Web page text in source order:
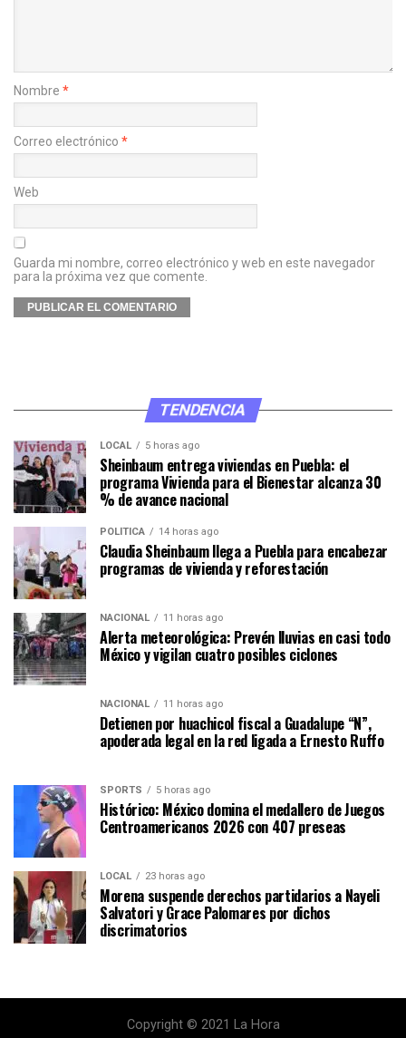
Nombre *
Correo electrónico *
Web
Guarda mi nombre, correo electrónico y web en este navegador
para la próxima vez que comente.
TENDENCIA
LOCAL 5 horas ago
Sheinbaum entrega viviendas en Puebla: el
programa Vivienda para el Bienestar alcanza 30
% de avance nacional
POLÍTICA 14 horas ago
Claudia Sheinbaum llega a Puebla para encabezar
programas de vivienda y reforestación
NACIONAL 11 horas ago
Alerta meteorológica: Prevén lluvias en casi todo
México y vigilan cuatro posibles ciclones
NACIONAL 11 horas ago
Detienen por huachicol fiscal a Guadalupe “N”,
apoderada legal en la red ligada a Ernesto Ruffo
SPORTS 5 horas ago
Histórico: México domina el medallero de Juegos
Centroamericanos 2026 con 407 preseas
LOCAL 23 horas ago
Morena suspende derechos partidarios a Nayeli
Salvatori y Grace Palomares por dichos
discrimatorios
Copyright © 2021 La Hora